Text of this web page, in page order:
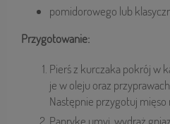
pomidorowego lub
Przygotowanie:
Pierś z kurczaka pokrój w
je w oleju oraz
Następnie przygotuj mięso
Paprykę umyj, wydrąż